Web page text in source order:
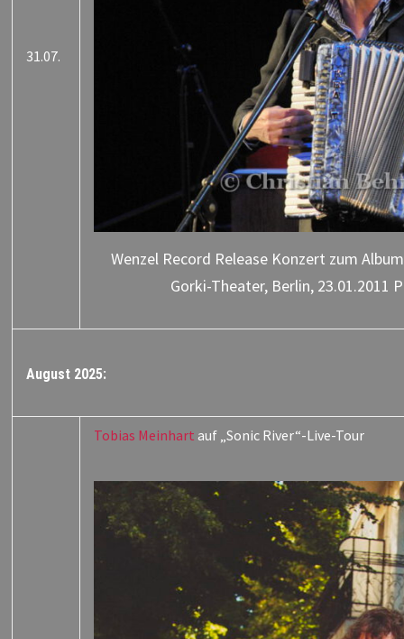
31.07.
Wenzel Record Release Konzert zum
Gorki-Theater, Berlin, 23.01.2011
August 2025:
Tobias Meinhart auf „Sonic River“-Live-Tour